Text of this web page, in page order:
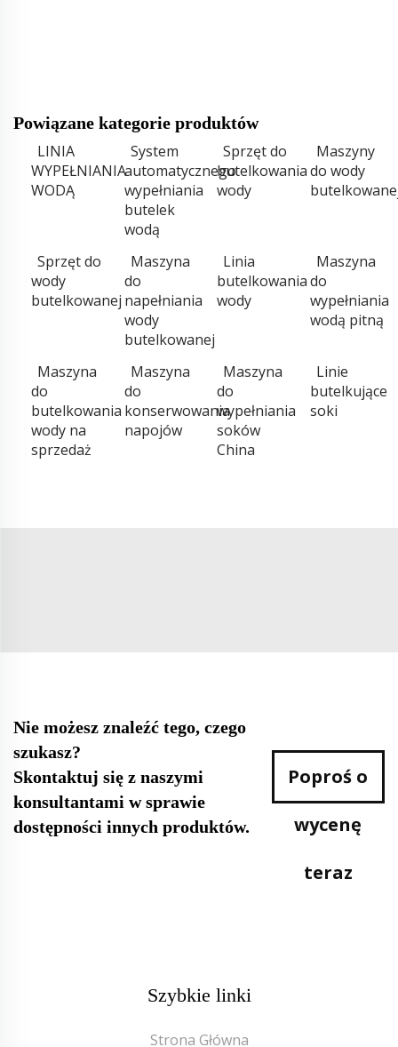
Powiązane kategorie produktów
LINIA
WYPEŁNIANIA
WODĄ
System
automatycznego
wypełniania
butelek
wodą
Sprzęt do
butelkowania
wody
Maszyny
do wody
Sprzęt do
wody
butelkowanej
Maszyna
do
napełniania
wody
butelkowanej
Linia
butelkowania
wody
Maszyna
do
wypełniania
wodą pitną
Maszyna
do
butelkowania
wody na
sprzedaż
Maszyna
do
konserwowania
napojów
Maszyna
do
wypełniania
soków
China
Linie
butelkujące
soki
Nie możesz znaleźć tego, czego
szukasz?
Skontaktuj się z naszymi
konsultantami w sprawie
dostępności innych produktów.
Poproś o
wycenę
teraz
Szybkie linki
Strona Główna